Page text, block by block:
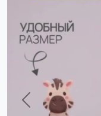
Previous